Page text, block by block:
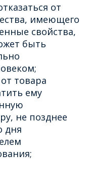
от
имеющего
свойства,
быть
товара
ему
не позднее
дня